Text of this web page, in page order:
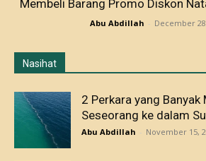
Membeli Barang Promo Diskon
Abu Abdillah - December
Nasihat
2 Perkara yang Banyak
Seseorang ke dalam
Abu Abdillah - November 15,